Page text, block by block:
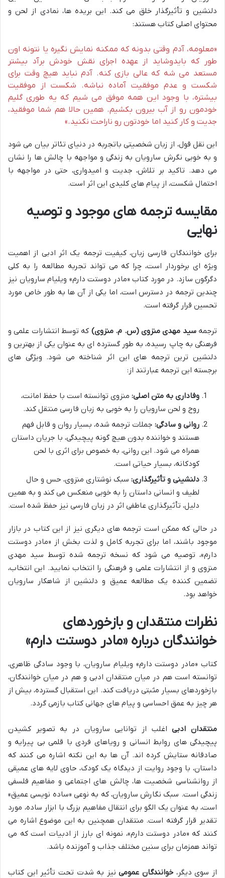
دلنشین و تأثیرگذار خلق می کند. این بریده ها، نمادی از لحن و
محتوای اصلی کتاب هستند:
«معلومه، آدم وقتی بدونه که ممکنه نمایش نگیره یا نتونه اون
طور که بایدوشاید از عهده اجرای نقش خودش برآد بیشتر
مستعد می شه که عالی بازی کنه. آدم نباید هیچ وقت برای
شکست و عدم موفقیت آماده نباشه. شکست از موفقیت
بیشتره، با وجود این همه موفق می شیم که یه طوری گلیم
خودمون رو از آب بیرون بکشیم. همین حالا هم شما موفقید،
جدیت و کار کنید اما خودتون رو ناراحت نکنید.»
این نقل قول، از زبان شخصیتی باتجربه در دنیای تئاتر بیان می شود
و به خوبی نگرش سارویان به زندگی و مواجهه با چالش ها را نشان
می دهد. تاکید بر تلاش، جدیت و امیدواری، حتی در مواجهه با
احتمال شکست، از پیام های کلیدی این اثر است.
مقایسه ترجمه های موجود و توصیه
نهایی
برای خوانندگان فارسی زبان، کیفیت ترجمه یک اثر ادبی از اهمیت
ویژه ای برخوردار است، چرا که می تواند تجربه مطالعه را به کلی
دگرگون سازد. در مورد کتاب «مادر دوستت دارم» ویلیام سارویان نیز
چندین ترجمه در دسترس است، اما یکی از آن ها به طور خاص مورد
تحسین قرار گرفته است.
ترجمهسید مهدی منزوی (س. م. منزوی) که توسط انتشارات علمی و
فرهنگی به چاپ رسیده، به طور گسترده ای به عنوان یکی از بهترین و
دلنشین ترین ترجمه های این اثر شناخته می شود. ویژگی های
برجسته این ترجمه عبارتند از:
وفاداری به متن اصلی: منزوی توانسته است با حفظ امانت،
روح و لحن سارویان را به خوبی به زبان فارسی منتقل کند.
روانی و سادگی: جملات ترجمه شده، بسیار روان و قابل فهم
هستند و خواننده بدون هیچ گونه پیچیدگی، با جریان داستان
همراه می شود. این روانی، به خصوص برای اثری با لحن
کودکانه، بسیار حیاتی است.
دلنشینی و تأثیرگذاری: سبک نوشتاری منزوی، حس و حال
لطیف و انسانی داستان را به خوبی منعکس می کند و به همین
دلیل، تأثیرگذاری عاطفی اثر در زبان فارسی نیز حفظ شده است.
در حالی که ممکن است ترجمه های دیگری نیز از این کتاب در بازار
موجود باشند، اما برای تجربه کامل و لذت بخش از «مادر دوستت
دارم»، توصیه می شود که نسخه ترجمه شده توسط سید مهدی
منزوی و از انتشارات علمی و فرهنگی را انتخاب نمایید. این انتخاب،
تضمین کننده یک مطالعه عمیق و دلنشین از شاهکار سارویان
خواهد بود.
نظرات منتقدان و بازخوردهای
خوانندگان درباره «مادر دوستت دارم»
کتاب «مادر دوستت دارم» ویلیام سارویان، با وجود سادگی ظاهری،
توانسته است هم در میان منتقدان ادبی و هم در میان خوانندگان،
بازخوردهای بسیار مثبتی دریافت کند. این استقبال گسترده، بیش از
هر چیز به عمق احساسی و پیام های جهانی کتاب بازمی گردد.
منتقدان ادبیاغلب از توانایی سارویان در به تصویر کشیدن
پیچیدگی های روابط انسانی و رویاهای فردی با قلمی بی پیرایه و
صادقانه ستایش کرده اند. آن ها به این نکته اشاره می کنند که
داستان، با وجود روایت از دیدگاه یک کودک، حاوی لایه های عمیقی
از روانشناسی شخصیت ها، چالش های اجتماعی و مفاهیم فلسفی
زندگی است. سبک نگارش سارویان، که به نوعی «ساده نویسی عمیق»
است، به عنوان یک الگو برای انتقال مفاهیم بزرگ با ابزار ساده، مورد
تقدیر قرار گرفته است. منتقدان همچنین به این موضوع اشاره می
کنند که «مادر دوستت دارم»، نمونه ای بارز از ادبیات است که می
تواند همزمان برای سنین مختلف جذاب و آموزنده باشد.
از سوی دیگر، خوانندگان عمومینیز به شدت تحت تأثیر این کتاب